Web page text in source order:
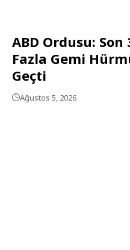
ABD Ordusu: Son
Fazla Gemi
Geçti
Ağustos 5, 2026